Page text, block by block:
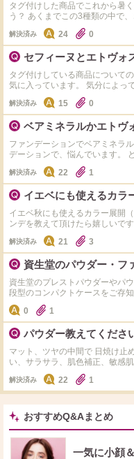
タグ付けした商品でこれから暑
う？ あくまでこの3種類の中で
め、申し訳ありませんが他の商
願いいたします。 ちなみに、こ
スもあると嬉しいです。
解決済み 24 0
セフィーヌとエトヴォ
タグ付けしている商品について
気に入っています。 気分によっ
スクや汗でも崩れにくいのはど
解決済み 15 0
ベアミネラルかエトヴ
ファンデーションでベアミネラ
デーションで、悩んでいます。
変わらない気がします。 ただ、ベアプロの方は粉が細かい分ポーチの中に粉
が飛散することがあり、そこが
るだけの利点があればベアプロ
キビになりやすく、イネ科アレ
は肌に合わないのですが、自分
たかと思います。 どちらがおす
ます。
解決済み 22 1
イエベにも使えるカラ
イエベ秋にも使えるカラー展開
ンデを教えて頂けたら嬉しいです。 年齢？ストレス？で最近以前から使
いる化粧品で荒れるようになってしまい。 エトヴォスを買
思っているのですが、レビュー
と言う印象を受けたのですが、大丈夫でし
デor下地はイエベにも合うカラ
けたら嬉しいです。
解決済み 21 3
資生堂のパウダー・フ
資生堂のプレストパウダーやパ
段型のコンパクトケースをご存知ないでしょうか
けて、小さいサイズが良いです。 マキアージュのコンパクト型以外にもご存
知のケースがありましたら、 色
0 1
パウダー教えてくださ
マット、ツヤの中間で 日焼け止
い、サラサラ、肌色補正、敏感
ってありますか？ お勧めがあり
解決済み 22 1
おすすめQ&Aまとめ
一気に小顔